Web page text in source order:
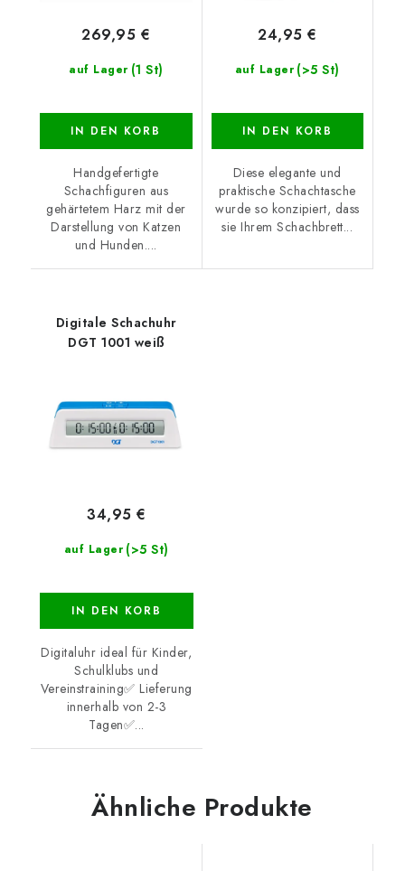
auf Lager (1 St)
269,95 €
IN DEN KORB
Handgefertigte
Schachfiguren aus
gehärtetem Harz mit der
Darstellung von Katzen
und Hunden....
auf Lager (>5 St)
24,95 €
IN DEN KORB
Diese elegante und
praktische Schachtasche
wurde so konzipiert, dass
sie Ihrem Schachbrett...
Digitale Schachuhr
DGT 1001 weiß
auf Lager (>5 St)
34,95 €
IN DEN KORB
Digitaluhr ideal für Kinder,
Schulklubs und
Vereinstraining✅ Lieferung
innerhalb von 2-3
Tagen✅...
Ähnliche Produkte